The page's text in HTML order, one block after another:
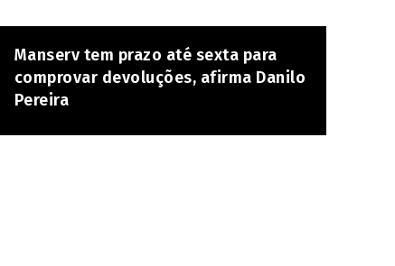
Manserv tem prazo até sexta para
comprovar devoluções, afirma Danilo
Pereira